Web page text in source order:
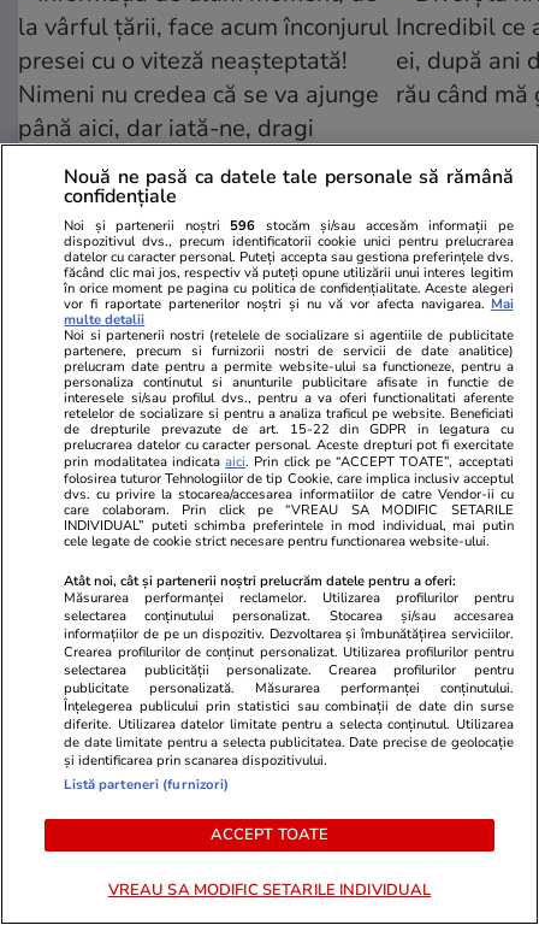
Viva.ro
Informația de ultim moment, de
la vârful țării, face acum înconjurul
presei cu o viteză neașteptată!
Nimeni nu credea că se va ajunge
până aici, dar iată-ne, dragi
cetățeni. Breaking news, Sorin
Grindeanu tocmai a făcut anunțul
Unica.ro
Divorț la
Incredibil
ei, după ani
rău când
GSP
GSP.RO
I-a murit tatăl, 7 luni mai târziu
fratele, și a decis să-și încheie
Ce se
Locul unde
Nouă ne pasă ca datele tale personale să rămână
confidențiale
Noi și partenerii noștri 596 stocăm și/sau accesăm informații pe
dispozitivul dvs., precum identificatorii cookie unici pentru prelucrarea
datelor cu caracter personal. Puteți accepta sau gestiona preferințele dvs.
făcând clic mai jos, respectiv vă puteți opune utilizării unui interes legitim
în orice moment pe pagina cu politica de confidențialitate. Aceste alegeri
vor fi raportate partenerilor noștri și nu vă vor afecta navigarea. Mai
multe detalii
Noi si partenerii nostri (retelele de socializare si agentiile de publicitate
partenere, precum si furnizorii nostri de servicii de date analitice)
prelucram date pentru a permite website-ului sa functioneze, pentru a
personaliza continutul si anunturile publicitare afisate in functie de
interesele si/sau profilul dvs., pentru a va oferi functionalitati aferente
retelelor de socializare si pentru a analiza traficul pe website. Beneficiati
de drepturile prevazute de art. 15-22 din GDPR in legatura cu
prelucrarea datelor cu caracter personal. Aceste drepturi pot fi exercitate
prin modalitatea indicataaici. Prin click pe “ACCEPT TOATE”, acceptati
folosirea tuturor Tehnologiilor de tip Cookie, care implica inclusiv acceptul
dvs. cu privire la stocarea/accesarea informatiilor de catre Vendor-ii cu
care colaboram. Prin click pe “VREAU SA MODIFIC SETARILE
INDIVIDUAL” puteti schimba preferintele in mod individual, mai putin
cele legate de cookie strict necesare pentru functionarea website-ului.
Atât noi, cât și partenerii noștri prelucrăm datele pentru a oferi:
Măsurarea performanței reclamelor. Utilizarea profilurilor pentru
selectarea conținutului personalizat. Stocarea și/sau accesarea
informațiilor de pe un dispozitiv. Dezvoltarea și îmbunătățirea serviciilor.
Crearea profilurilor de conținut personalizat. Utilizarea profilurilor pentru
selectarea publicității personalizate. Crearea profilurilor pentru
publicitate personalizată. Măsurarea performanței conținutului.
Înțelegerea publicului prin statistici sau combinații de date din surse
diferite. Utilizarea datelor limitate pentru a selecta conținutul. Utilizarea
de date limitate pentru a selecta publicitatea. Date precise de geolocație
și identificarea prin scanarea dispozitivului.
Listă parteneri (furnizori)
ACCEPT TOATE
VREAU SA MODIFIC SETARILE INDIVIDUAL